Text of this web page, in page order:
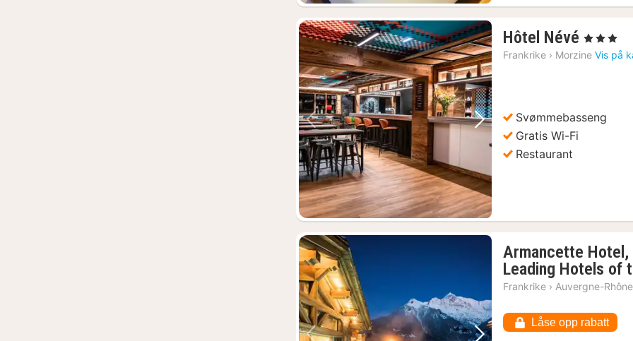
Forrige bilde Neste bilde
Hôtel Névé 1
natt
, 3 Stjerner
Frankrike › Morzine Vis på
Svømmebasseng
Gratis Wi-Fi
Restaurant
Armancette Hotel,
Leading Hotels of
Frankrike › Auvergne-
Låse opp rabatt